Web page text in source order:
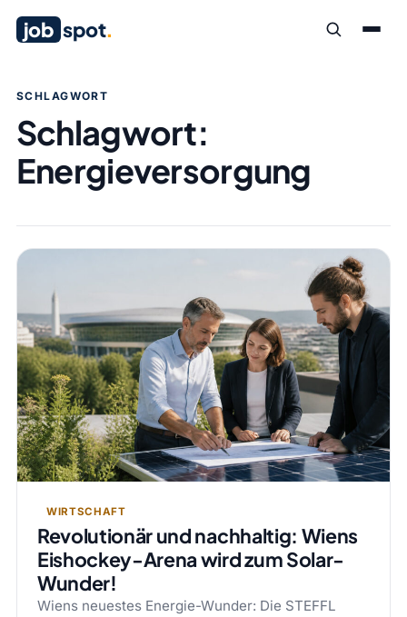
job spot.
SCHLAGWORT
Schlagwort:
Energieversorgung
WIRTSCHAFT
Revolutionär und nachhaltig: Wiens
Eishockey-Arena wird zum Solar-
Wunder!
Wiens neuestes Energie-Wunder: Die STEFFL